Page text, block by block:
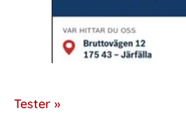
Tester »